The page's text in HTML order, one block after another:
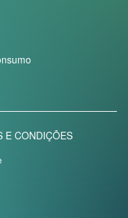
E CONDIÇÕES